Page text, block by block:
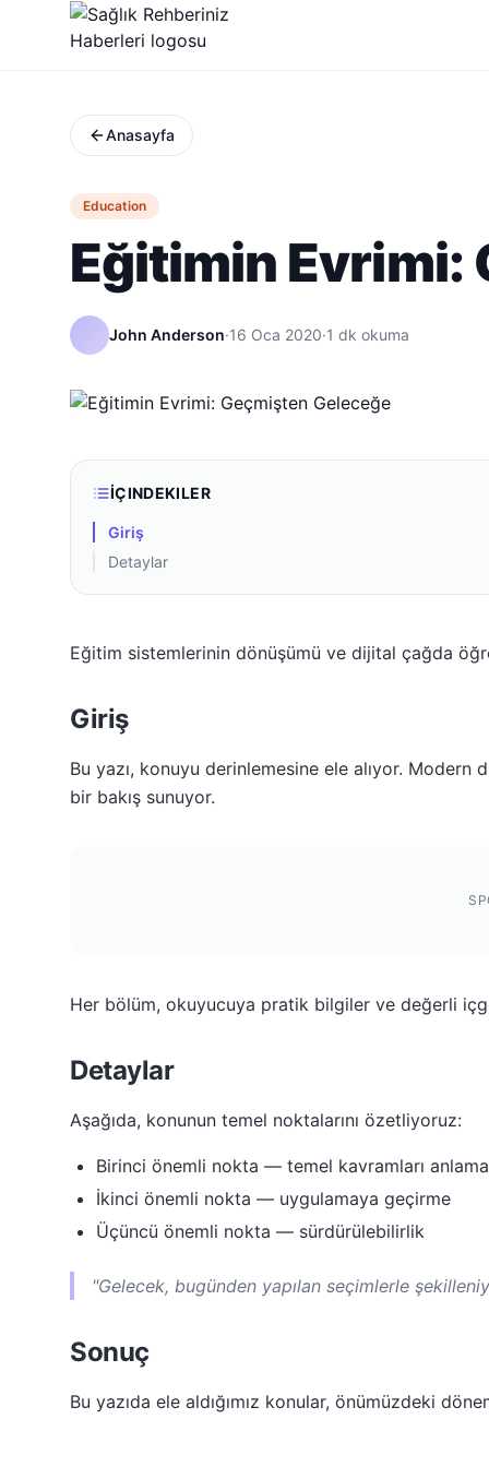
Anasayfa
Education
Eğitimin Evrimi:
John Anderson·16 Oca 2020·1 dk okuma
İÇINDEKILER
Giriş
Detaylar
Eğitim sistemlerinin dönüşümü ve dijital çağda
Giriş
Bu yazı, konuyu derinlemesine ele alıyor. Modern
bir bakış sunuyor.
Her bölüm, okuyucuya pratik bilgiler ve değerli
Detaylar
Aşağıda, konunun temel noktalarını özetliyoruz:
Birinci önemli nokta — temel kavramları anlama
İkinci önemli nokta — uygulamaya geçirme
Üçüncü önemli nokta — sürdürülebilirlik
"Gelecek, bugünden yapılan seçimlerle
Sonuç
Bu yazıda ele aldığımız konular, önümüzdeki